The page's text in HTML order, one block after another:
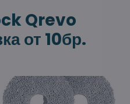
Qrevo
от 10бр.